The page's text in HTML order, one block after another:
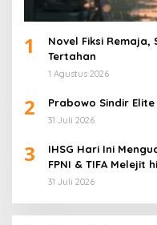
1
Novel Fiksi
Tertahan
1 Agustus 2026
2 Prabowo Sindir
31 Juli 2026
3
IHSG Hari Ini
FPNI & TIFA Melejit
Paling Cuan &
31 Juli 2026